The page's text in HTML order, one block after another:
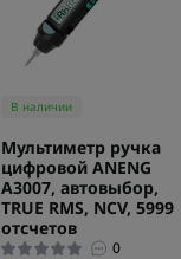
В наличии
Мультиметр ручка
цифровой ANENG
A3007, автовыбор,
TRUE RMS, NCV, 5999
отсчетов
0